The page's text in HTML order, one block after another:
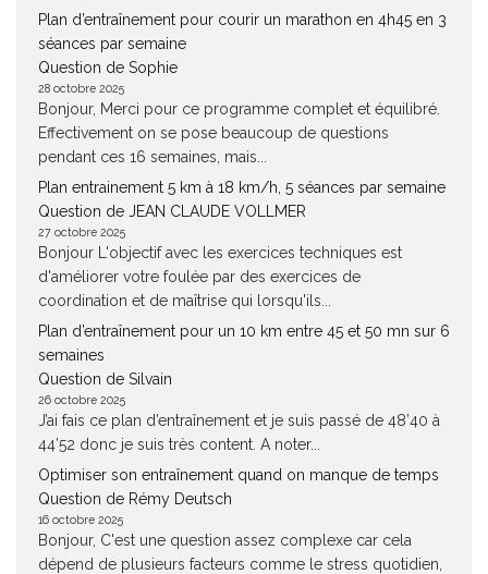
Plan d’entraînement pour courir un marathon en 4h45 en 3
séances par semaine
Question de Sophie
28 octobre 2025
Bonjour, Merci pour ce programme complet et équilibré.
Effectivement on se pose beaucoup de questions
pendant ces 16 semaines, mais...
Plan entrainement 5 km à 18 km/h, 5 séances par semaine
Question de JEAN CLAUDE VOLLMER
27 octobre 2025
Bonjour L'objectif avec les exercices techniques est
d'améliorer votre foulée par des exercices de
coordination et de maîtrise qui lorsqu'ils...
Plan d’entraînement pour un 10 km entre 45 et 50 mn sur 6
semaines
Question de Silvain
26 octobre 2025
J’ai fais ce plan d’entraînement et je suis passé de 48’40 à
44’52 donc je suis très content. A noter...
Optimiser son entraînement quand on manque de temps
Question de Rémy Deutsch
16 octobre 2025
Bonjour, C'est une question assez complexe car cela
dépend de plusieurs facteurs comme le stress quotidien,